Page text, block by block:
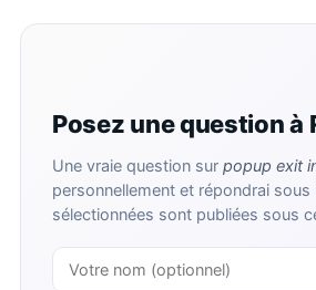
Posez une question à
Une vraie question sur popup exit
personnellement et répondrai sous
sélectionnées sont publiées sous